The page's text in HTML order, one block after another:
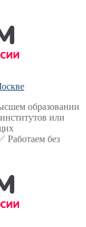
образовании
или
Работаем без